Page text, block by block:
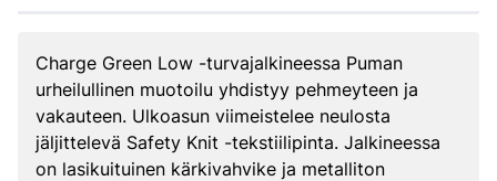
Charge Green Low -turvajalkineessa Puman
urheilullinen muotoilu yhdistyy pehmeyteen ja
vakauteen. Ulkoasun viimeistelee neulosta
jäljittelevä Safety Knit -tekstiilipinta. Jalkineessa
on lasikuituinen kärkivahvike ja metalliton